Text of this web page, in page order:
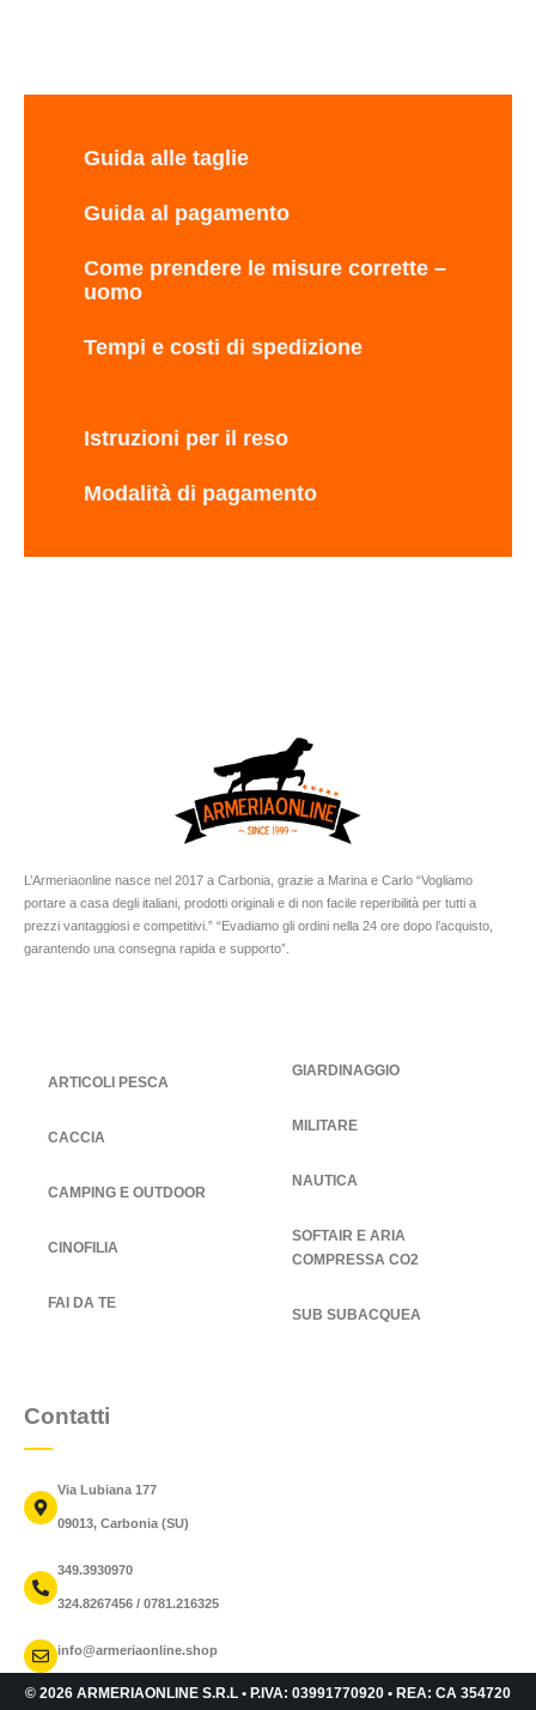
Guida alle taglie
Guida al pagamento
Come prendere le misure corrette –
uomo
Tempi e costi di spedizione
Istruzioni per il reso
Modalità di pagamento
L’Armeriaonline nasce nel 2017 a Carbonia, grazie a Marina e Carlo “Vogliamo
portare a casa degli italiani, prodotti originali e di non facile reperibilità per tutti a
prezzi vantaggiosi e competitivi.” “Evadiamo gli ordini nella 24 ore dopo l’acquisto,
garantendo una consegna rapida e supporto”.
ARTICOLI PESCA
CACCIA
CAMPING E OUTDOOR
CINOFILIA
FAI DA TE
GIARDINAGGIO
MILITARE
NAUTICA
SOFTAIR E ARIA
COMPRESSA CO2
SUB SUBACQUEA
Contatti
Via Lubiana 177
09013, Carbonia (SU)
349.3930970
324.8267456 / 0781.216325
info@armeriaonline.shop
© 2026 ARMERIAONLINE S.R.L • P.IVA: 03991770920 • REA: CA 354720